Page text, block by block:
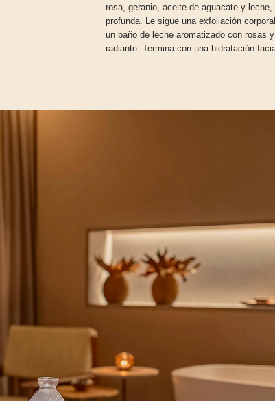
rosa, geranio, aceite de aguacate y
profunda. Le sigue una exfoliación
un baño de leche aromatizado con rosas
radiante. Termina con una hidratación